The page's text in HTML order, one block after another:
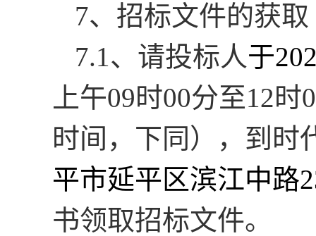
7、招标文件的获取
7.1、 请投标人于
上午09时00分至12时
时间，下同），到时
平市延平区滨江中路
书领取招标文件。